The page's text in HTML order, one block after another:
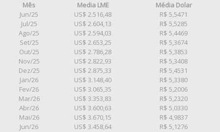
Mês Media LME
Média Dolar
Jun/25
US$ 2.516,48
R$ 5,5471
Jul/25
US$ 2.604,13
R$ 5,5285
Ago/25
US$ 2.594,03
R$ 5,4469
Set/25
US$ 2.653,25
R$ 5,3674
Out/25
US$ 2.786,28
R$ 5,3853
Nov/25
US$ 2.822,93
R$ 5,3408
Dez/25
US$ 2.875,33
R$ 5,4531
Jan/26
US$ 3.148,40
R$ 5,3380
Fev/26
US$ 3.065,35
R$ 5,2006
Mar/26
US$ 3.353,83
R$ 5,2320
Abr/26
US$ 3.600,63
R$ 5,0330
Mai/26
US$ 3.670,15
R$ 4,9837
Jun/26
US$ 3.458,64 R$ 5,1276